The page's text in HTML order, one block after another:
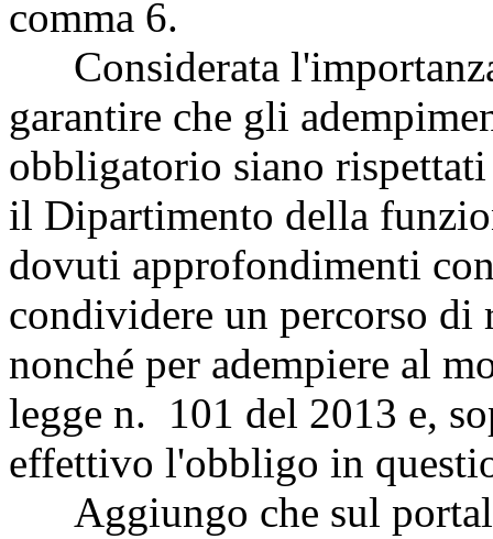
comma 6.
Considerata
garantire che gli
obbligatorio siano
il Dipartimento della
dovuti approfondimenti
condividere un percorso
nonché per adempiere al
legge n. 101 del 2013 e,
effettivo l'obbligo in
Aggiungo che sul